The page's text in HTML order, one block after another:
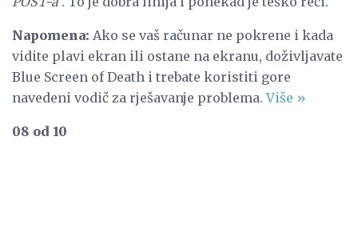
Napomena: Ako se vaš računar ne pokrene i kada
vidite plavi ekran ili ostane na ekranu, doživljavate
Blue Screen of Death i trebate koristiti gore
navedeni vodič za rješavanje problema.Više »
08 od 10